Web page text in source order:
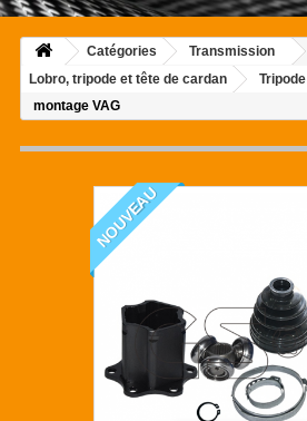
Catégories
Transmission
Lobro, tripode et tête de cardan
Tripode
montage VAG
NOUVEAU